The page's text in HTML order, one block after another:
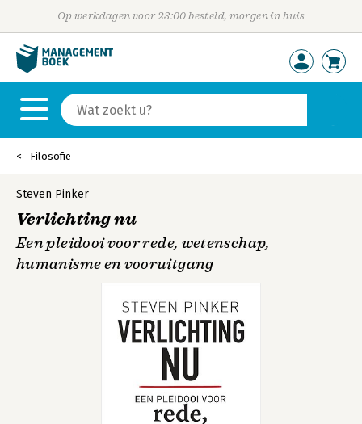
Op werkdagen voor 23:00 besteld, morgen in huis
Filosofie
Steven Pinker
Verlichting nu
Een pleidooi voor rede, wetenschap,
humanisme en vooruitgang